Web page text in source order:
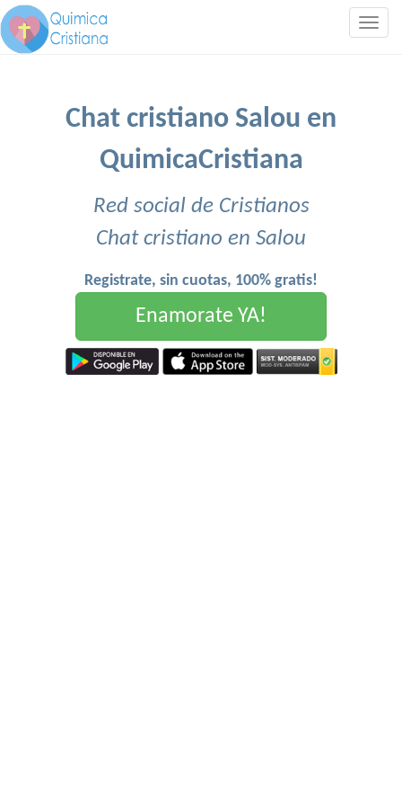
Chat cristiano Salou en
QuimicaCristiana
Red social de Cristianos
Chat cristiano en Salou
Registrate, sin cuotas, 100% gratis!
Enamorate YA!